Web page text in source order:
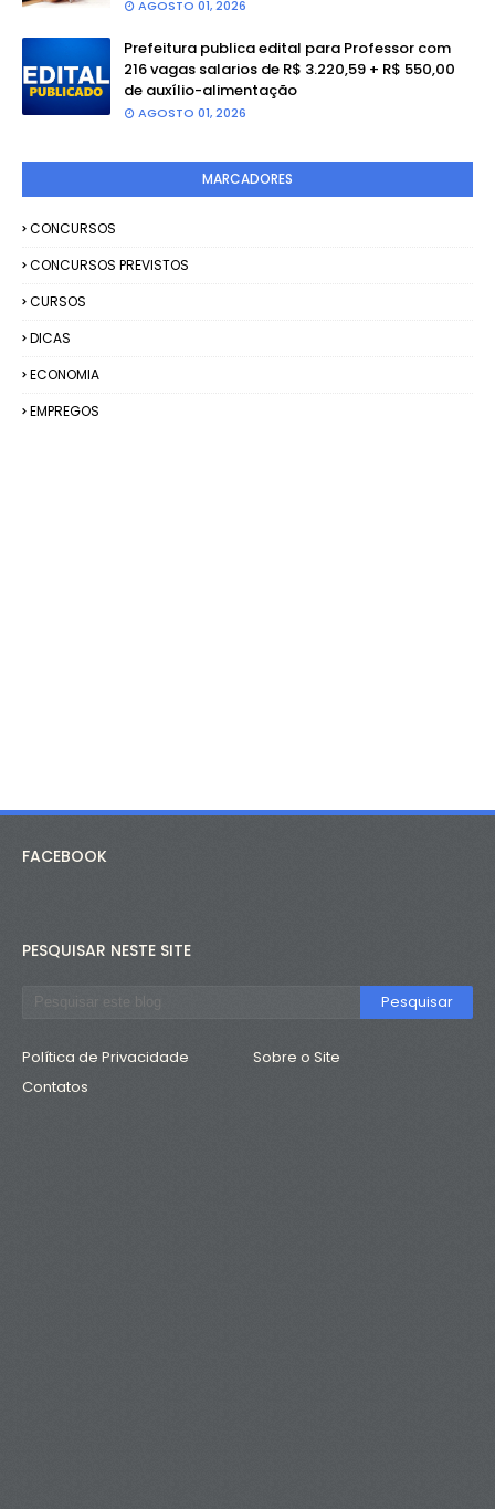
AGOSTO 01, 2026
Prefeitura publica edital para Professor com
216 vagas salarios de R$ 3.220,59 + R$ 550,00
de auxílio-alimentação
AGOSTO 01, 2026
MARCADORES
CONCURSOS
CONCURSOS PREVISTOS
CURSOS
DICAS
ECONOMIA
EMPREGOS
FACEBOOK
PESQUISAR NESTE SITE
Política de Privacidade
Sobre o Site
Contatos